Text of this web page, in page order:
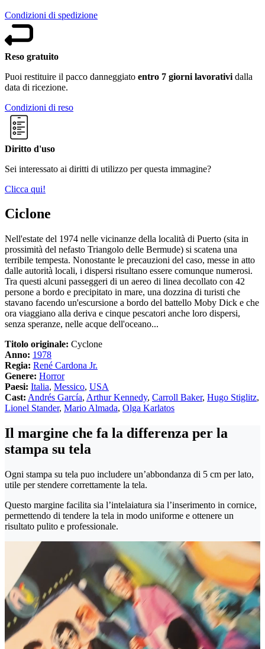
Condizioni di spedizione
Reso gratuito
Puoi restituire il pacco danneggiato entro 7 giorni lavorativi dalla
data di ricezione.
Condizioni di reso
Diritto d'uso
Sei interessato ai diritti di utilizzo per questa immagine?
Clicca qui!
Ciclone
Nell'estate del 1974 nelle vicinanze della località di Puerto (sita in
prossimità del nefasto Triangolo delle Bermude) si scatena una
terribile tempesta. Nonostante le precauzioni del caso, messe in atto
dalle autorità locali, i dispersi risultano essere comunque numerosi.
Tra questi alcuni passeggeri di un aereo di linea decollato con 42
persone a bordo e precipitato in mare, una dozzina di turisti che
stavano facendo un'escursione a bordo del battello Moby Dick e che
ora viaggiano alla deriva e cinque pescatori anche loro dispersi,
senza speranze, nelle acque dell'oceano...
Titolo originale: Cyclone
Anno: 1978
Regia: René Cardona Jr.
Genere: Horror
Paesi: Italia, Messico, USA
Cast: Andrés García, Arthur Kennedy, Carroll Baker, Hugo Stiglitz,
Lionel Stander, Mario Almada, Olga Karlatos
Il margine che fa la differenza per la
stampa su tela
Ogni stampa su tela puo includere un’abbondanza di 5 cm per lato,
utile per stendere correttamente la tela.
Questo margine facilita sia l’intelaiatura sia l’inserimento in cornice,
permettendo di tendere la tela in modo uniforme e ottenere un
risultato pulito e professionale.